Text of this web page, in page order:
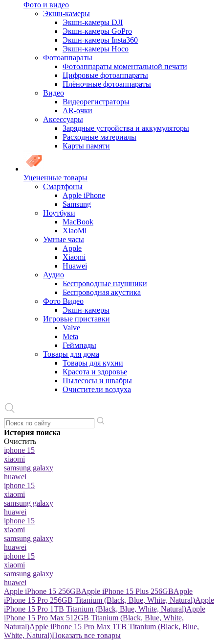
Фото и видео
Экшн-камеры
Экшн-камеры DJI
Экшн-камеры GoPro
Экшн-камеры Insta360
Экшн-камеры Hoco
Фотоаппараты
Фотоаппараты моментальной печати
Цифровые фотоаппараты
Плёночные фотоаппараты
Видео
Видеорегистраторы
AR-очки
Аксессуары
Зарядные устройства и аккумуляторы
Расходные материалы
Карты памяти
Уцененные товары
Cмартфоны
Apple iPhone
Samsung
Ноутбуки
MacBook
XiaoMi
Умные часы
Apple
Xiaomi
Huawei
Аудио
Беспроводные наушники
Беспроводная акустика
Фото Видео
Экшн-камеры
Игровые приставки
Valve
Meta
Геймпады
Товары для дома
Товары для кухни
Красота и здоровье
Пылесосы и швабры
Очистители воздуха
История поиска
Очистить
iphone 15
xiaomi
samsung galaxy
huawei
iphone 15
xiaomi
samsung galaxy
huawei
iphone 15
xiaomi
samsung galaxy
huawei
iphone 15
xiaomi
samsung galaxy
huawei
Apple iPhone 15 256GBApple iPhone 15 Plus 256GBApple
iPhone 15 Pro 256GB Titanium (Black, Blue, White, Natural)Apple
iPhone 15 Pro 1TB Titanium (Black, Blue, White, Natural)Apple
iPhone 15 Pro Max 512GB Titanium (Black, Blue, White,
Natural)Apple iPhone 15 Pro Max 1TB Titanium (Black, Blue,
White, Natural)Показать все товары